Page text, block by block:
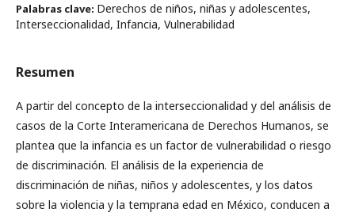
Palabras clave: Derechos de niños, niñas y adolescentes,
Interseccionalidad, Infancia, Vulnerabilidad
Resumen
A partir del concepto de la interseccionalidad y del análisis de
casos de la Corte Interamericana de Derechos Humanos, se
plantea que la infancia es un factor de vulnerabilidad o riesgo
de discriminación. El análisis de la experiencia de
discriminación de niñas, niños y adolescentes, y los datos
sobre la violencia y la temprana edad en México, conducen a